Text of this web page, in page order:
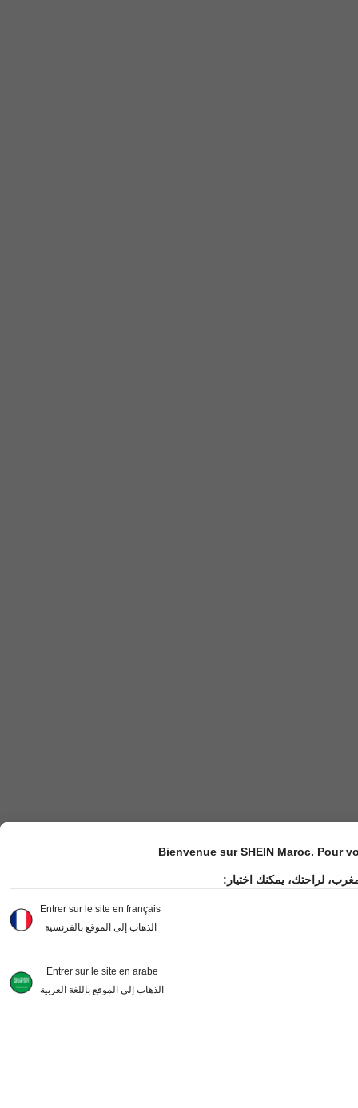
Bienvenue sur SHEIN Maroc. Pour
لراحتك، يمكنك اختيار:
Entrer sur le site en français
الذهاب إلى الموقع بالفرنسية
Entrer sur le site en arabe
الذهاب إلى الموقع باللغة العربية